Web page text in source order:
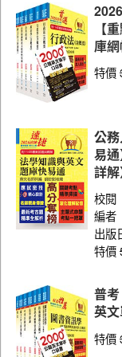
公職社會工
財務審計
財經廉政
電子工程
圖書資訊管理
機械工程
金融保險
工業行政
申論題答
【
庫網
特價
公
易
詳解
校閱
編者
出版
特價
普
英
特價